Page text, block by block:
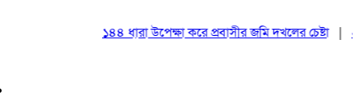
১৪৪ ধারা উপেক্ষা করে প্রবাসীর জমি দখলের চেষ্টা| ২০